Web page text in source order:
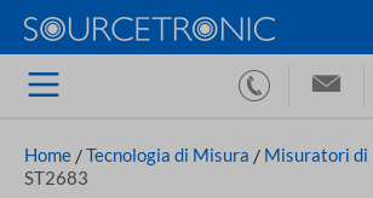
Home /Tecnologia di Misura / Misuratori di
ST2683